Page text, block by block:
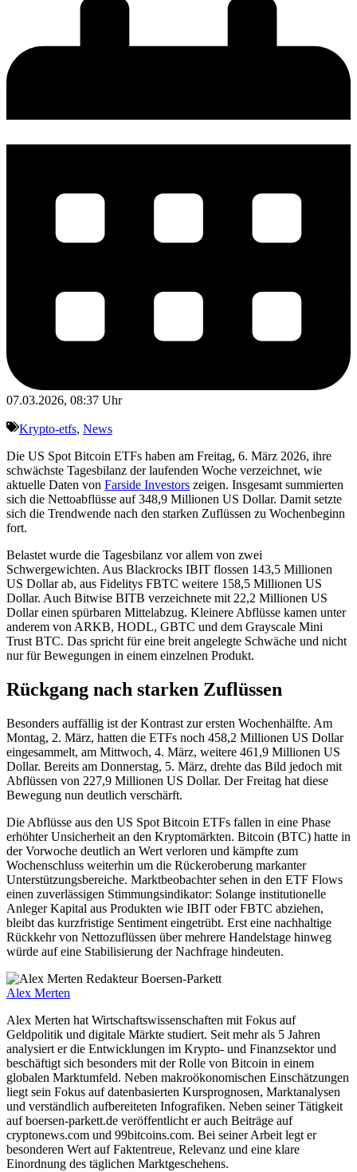
07.03.2026, 08:37 Uhr
Krypto-etfs, News
Die US Spot Bitcoin ETFs haben am Freitag, 6. März 2026, ihre
schwächste Tagesbilanz der laufenden Woche verzeichnet, wie
aktuelle Daten von Farside Investors zeigen. Insgesamt summierten
sich die Nettoabflüsse auf 348,9 Millionen US Dollar. Damit setzte
sich die Trendwende nach den starken Zuflüssen zu Wochenbeginn
fort.
Belastet wurde die Tagesbilanz vor allem von zwei
Schwergewichten. Aus Blackrocks IBIT flossen 143,5 Millionen
US Dollar ab, aus Fidelitys FBTC weitere 158,5 Millionen US
Dollar. Auch Bitwise BITB verzeichnete mit 22,2 Millionen US
Dollar einen spürbaren Mittelabzug. Kleinere Abflüsse kamen unter
anderem von ARKB, HODL, GBTC und dem Grayscale Mini
Trust BTC. Das spricht für eine breit angelegte Schwäche und nicht
nur für Bewegungen in einem einzelnen Produkt.
Rückgang nach starken Zuflüssen
Besonders auffällig ist der Kontrast zur ersten Wochenhälfte. Am
Montag, 2. März, hatten die ETFs noch 458,2 Millionen US Dollar
eingesammelt, am Mittwoch, 4. März, weitere 461,9 Millionen US
Dollar. Bereits am Donnerstag, 5. März, drehte das Bild jedoch mit
Abflüssen von 227,9 Millionen US Dollar. Der Freitag hat diese
Bewegung nun deutlich verschärft.
Die Abflüsse aus den US Spot Bitcoin ETFs fallen in eine Phase
erhöhter Unsicherheit an den Kryptomärkten. Bitcoin (BTC) hatte in
der Vorwoche deutlich an Wert verloren und kämpfte zum
Wochenschluss weiterhin um die Rückeroberung markanter
Unterstützungsbereiche. Marktbeobachter sehen in den ETF Flows
einen zuverlässigen Stimmungsindikator: Solange institutionelle
Anleger Kapital aus Produkten wie IBIT oder FBTC abziehen,
bleibt das kurzfristige Sentiment eingetrübt. Erst eine nachhaltige
Rückkehr von Nettozuflüssen über mehrere Handelstage hinweg
würde auf eine Stabilisierung der Nachfrage hindeuten.
Alex Merten
Alex Merten hat Wirtschaftswissenschaften mit Fokus auf
Geldpolitik und digitale Märkte studiert. Seit mehr als 5 Jahren
analysiert er die Entwicklungen im Krypto- und Finanzsektor und
beschäftigt sich besonders mit der Rolle von Bitcoin in einem
globalen Marktumfeld. Neben makroökonomischen Einschätzungen
liegt sein Fokus auf datenbasierten Kursprognosen, Marktanalysen
und verständlich aufbereiteten Infografiken. Neben seiner Tätigkeit
auf boersen-parkett.de veröffentlicht er auch Beiträge auf
cryptonews.com und 99bitcoins.com. Bei seiner Arbeit legt er
besonderen Wert auf Faktentreue, Relevanz und eine klare
Einordnung des täglichen Marktgeschehens.